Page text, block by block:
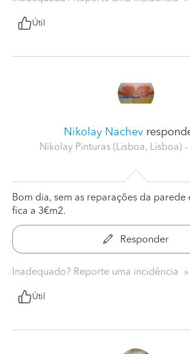
Útil
Nikolay Nachev
Nikolay Pinturas (Lisboa, Lisboa) -
Bom dia, sem as reparações da parede
fica a 3€m2.
Responder
Inadequado? Reporte uma incidência
Útil